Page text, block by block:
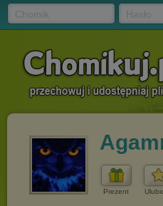
Prezent